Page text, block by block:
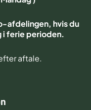
afdelingen, hvis du
i ferie perioden.
aftale.